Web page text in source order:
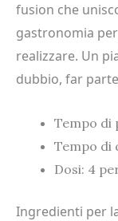
fusion che
gastronomia
realizzare. Un
dubbio, far
Tempo di
Tempo di
Dosi: 4
Ingredienti per